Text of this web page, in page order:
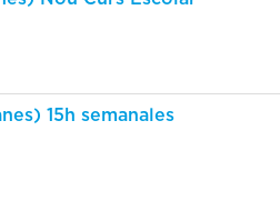
15h semanales